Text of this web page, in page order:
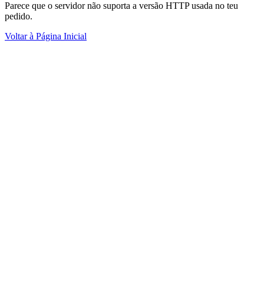
Parece que o servidor não suporta a versão HTTP usada no teu
pedido.
Voltar à Página Inicial